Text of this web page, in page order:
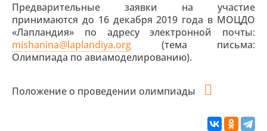
Предварительные заявки на участие
принимаются до 16 декабря 2019 года в МОЦДО
«Лапландия» по адресу электронной почты:
mishanina@laplandiya.org (тема письма:
Олимпиада по авиамоделированию).
Положение о проведении олимпиады